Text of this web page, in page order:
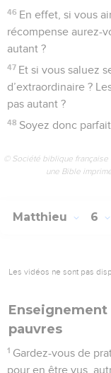
46 En effet, si vous
récompense aurez-
autant ?
47 Et si vous saluez
d’extraordinaire ?
pas autant ?
48 Soyez donc
© Société biblique française
une Bible
Matthieu 6
Les vidéos ne sont pas
pauvres
1 Gardez-vous de
pour en être vus,